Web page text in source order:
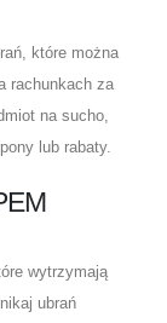
które można
rachunkach za
na sucho,
lub rabaty.
wytrzymają
ubrań